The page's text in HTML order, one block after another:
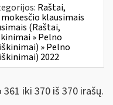
Raštai,
klausimais
(Raštai,
» Pelno
» Pelno
2022
iki 370 iš 370 irašų.